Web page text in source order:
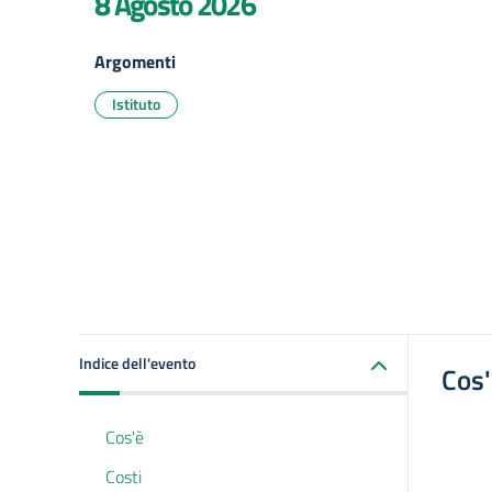
Argomenti
Istituto
Indice dell'evento
Cos'è
Costi